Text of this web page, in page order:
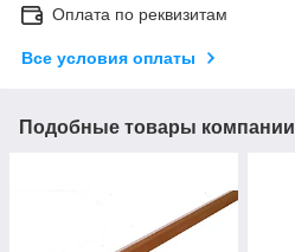
Оплата по реквизитам
Все условия оплаты
Подобные товары компании